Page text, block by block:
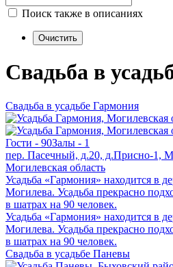
Поиск также в описаниях
Свадьба в
Свадьба в усадьбе Гармония
Гости - 90Залы - 1
пер. Пасечный, д.20, д.Присно-1,
Могилевская область
Усадьба «Гармония» находится в
Могилева. Усадьба прекрасно
в шатрах на 90 человек.
Усадьба «Гармония» находится в
Могилева. Усадьба прекрасно
в шатрах на 90 человек.
Свадьба в усадьбе Паневы